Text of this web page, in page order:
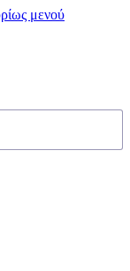
μενού